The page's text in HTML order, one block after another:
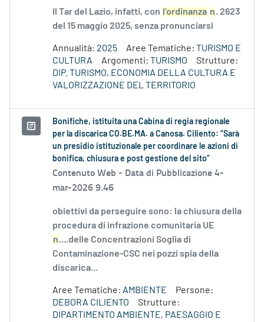
Il Tar del Lazio, infatti, con l’ordinanza n. 2623
del 15 maggio 2025, senza pronunciarsi
Annualità: 2025 Aree Tematiche: TURISMO E
CULTURA
Argomenti: TURISMO
Strutture:
DIP. TURISMO, ECONOMIA DELLA CULTURA E
VALORIZZAZIONE DEL TERRITORIO
Bonifiche, istituita una Cabina di regia regionale
per la discarica CO.BE.MA. a Canosa. Ciliento: “Sarà
un presidio istituzionale per coordinare le azioni di
bonifica, chiusura e post gestione del sito”
Contenuto Web - Data di Pubblicazione 4-
mar-2026 9.46
obiettivi da perseguire sono: la chiusura della
procedura di infrazione comunitaria UE
n....delle Concentrazioni Soglia di
Contaminazione-CSC nei pozzi spia della
discarica...
Aree Tematiche: AMBIENTE
Persone:
DEBORA CILIENTO
Strutture:
DIPARTIMENTO AMBIENTE, PAESAGGIO E